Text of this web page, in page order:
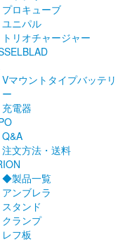
プロキューブ
ユニパル
トリオチャージャー
Vマウントタイプバッテリ
ー
充電器
Q&A
注文方法・送料
◆製品一覧
アンブレラ
スタンド
クランプ
レフ板